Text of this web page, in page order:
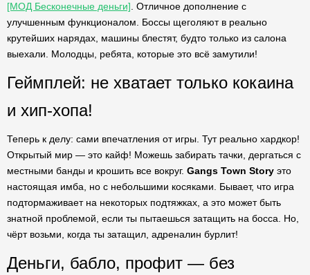
[МОД Бесконечные деньги] . Отличное дополнение с
улучшенным функционалом. Боссы щеголяют в реально
крутейших нарядах, машины блестят, будто только из салона
выехали. Молодцы, ребята, которые это всё замутили!
Геймплей: не хватает только кокаина
и хип-хопа!
Теперь к делу: сами впечатления от игры. Тут реально хардкор!
Открытый мир — это кайф! Можешь забирать тачки, дергаться с
местными банды и крошить все вокруг. Gangs Town Story это
настоящая имба, но с небольшими косяками. Бывает, что игра
подтормаживает на некоторых подтяжках, а это может быть
знатной проблемой, если ты пытаешься затащить на босса. Но,
чёрт возьми, когда ты затащил, адреналин бурлит!
Деньги, бабло, профит — без